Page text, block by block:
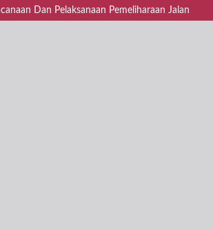
Dan Pelaksanaan Pemeliharaan Jalan